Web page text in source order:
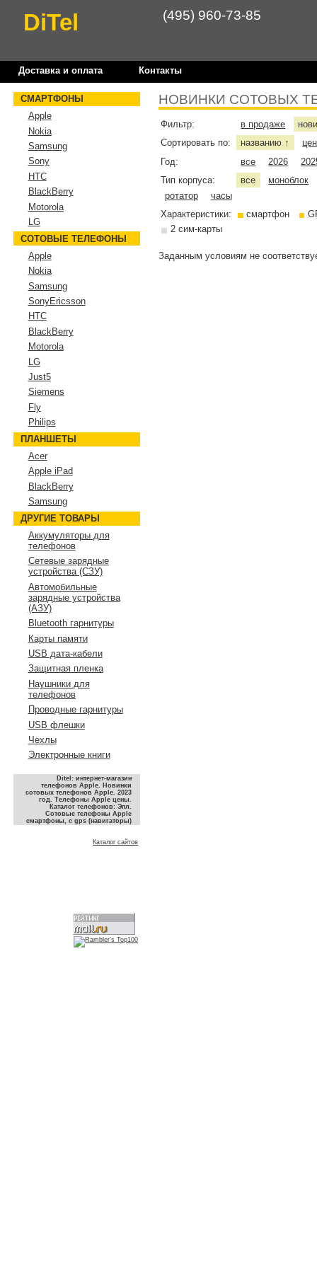
DiTel (495) 960-73-85
Доставка и оплата Контакты
НОВИНКИ СОТОВЫХ
Фильтр: в продаже
Сортировать по:
названию ↑
Год:
все 2026
Тип корпуса:
все
моноблок
ротатор
часы
Характеристики:
смартфон
2 сим-карты
Заданным условиям не
СМАРТФОНЫ
Apple
Nokia
Samsung
Sony
HTC
BlackBerry
Motorola
LG
СОТОВЫЕ ТЕЛЕФОНЫ
Apple
Nokia
Samsung
SonyEricsson
HTC
BlackBerry
Motorola
LG
Just5
Siemens
Fly
Philips
ПЛАНШЕТЫ
Acer
Apple iPad
BlackBerry
Samsung
ДРУГИЕ ТОВАРЫ
Аккумуляторы для
телефонов
Сетевые зарядные
устройства (СЗУ)
Автомобильные
зарядные устройства
(АЗУ)
Bluetooth гарнитуры
Карты памяти
USB дата-кабели
Защитная пленка
Наушники для
телефонов
Проводные гарнитуры
USB флешки
Чехлы
Электронные книги
Ditel: интернет-магазин
телефонов Apple. Новинки
сотовых телефонов Apple. 2023
год. Телефоны Apple цены.
Каталог телефонов: Эпл.
Сотовые телефоны Apple
смартфоны, с gps (навигаторы)
Каталог сайтов